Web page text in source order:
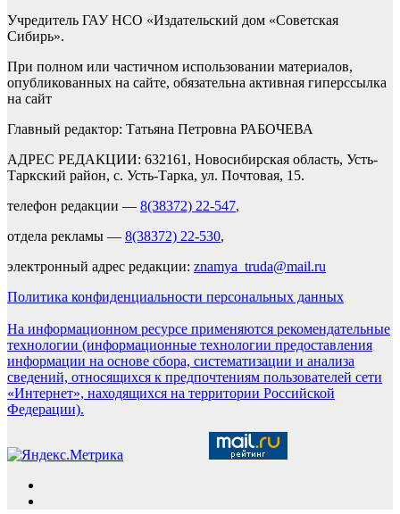
Учредитель ГАУ НСО «Издательский дом «Советская
Сибирь».
При полном или частичном использовании материалов,
опубликованных на сайте, обязательна активная гиперссылка
на сайт
Главный редактор: Татьяна Петровна РАБОЧЕВА
АДРЕС РЕДАКЦИИ: 632161, Новосибирская область, Усть-
Таркский район, с. Усть-Тарка, ул. Почтовая, 15.
телефон редакции — 8(38372) 22-547,
отдела рекламы — 8(38372) 22-530,
электронный адрес редакции: znamya_truda@mail.ru
Политика конфиденциальности персональных данных
На информационном ресурсе применяются рекомендательные
технологии (информационные технологии предоставления
информации на основе сбора, систематизации и анализа
сведений, относящихся к предпочтениям пользователей сети
«Интернет», находящихся на территории Российской
Федерации).